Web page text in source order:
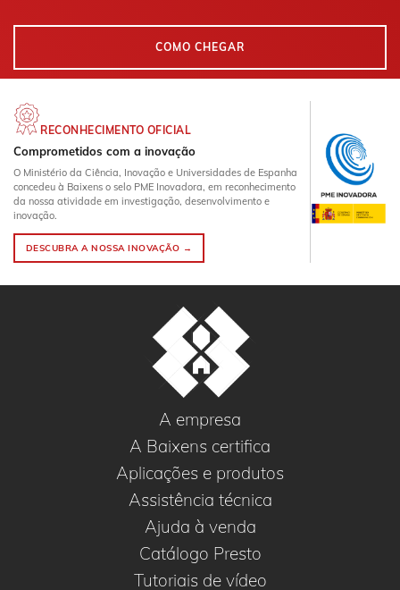
COMO CHEGAR
RECONHECIMENTO OFICIAL
Comprometidos com a inovação
O Ministério da Ciência, Inovação e Universidades de Espanha
concedeu à Baixens o selo PME Inovadora, em reconhecimento
da nossa atividade em investigação, desenvolvimento e
inovação.
DESCUBRA A NOSSA INOVAÇÃO →
A empresa
A Baixens certifica
Aplicações e produtos
Assistência técnica
Ajuda à venda
Catálogo Presto
Tutoriais de vídeo